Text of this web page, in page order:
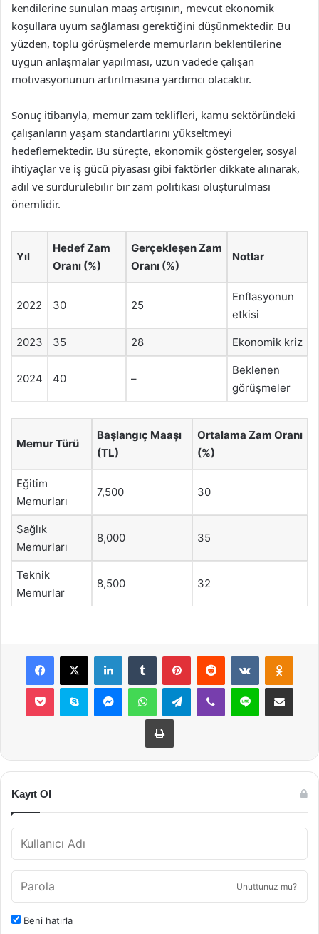
kendilerine sunulan maaş artışının, mevcut ekonomik
koşullara uyum sağlaması gerektiğini düşünmektedir. Bu
yüzden, toplu görüşmelerde memurların beklentilerine
uygun anlaşmalar yapılması, uzun vadede çalışan
motivasyonunun artırılmasına yardımcı olacaktır.
Sonuç itibarıyla, memur zam teklifleri, kamu sektöründeki
çalışanların yaşam standartlarını yükseltmeyi
hedeflemektedir. Bu süreçte, ekonomik göstergeler, sosyal
ihtiyaçlar ve iş gücü piyasası gibi faktörler dikkate alınarak,
adil ve sürdürülebilir bir zam politikası oluşturulması
önemlidir.
Yıl
Hedef Zam
Oranı (%)
Gerçekleşen Zam
Oranı (%)
Notlar
2022 30 25
Enflasyonun
etkisi
2023 35 28 Ekonomik kriz
2024 40 –
Beklenen
görüşmeler
Memur Türü
Başlangıç Maaşı
(TL)
Ortalama Zam Oranı
(%)
Eğitim
Memurları
7,500 30
Sağlık
Memurları
8,000 35
Teknik
Memurlar
8,500 32
Facebook
X LinkedInTumblr PinterestReddit VKontakte
Pocket Skype MessengerWhatsAppTelegramViber Line E-Posta ile
Yazdır
Kayıt Ol
Unuttunuz mu?
Beni hatırla